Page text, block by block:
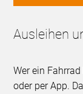
Ausleihen
Wer ein
oder per App.